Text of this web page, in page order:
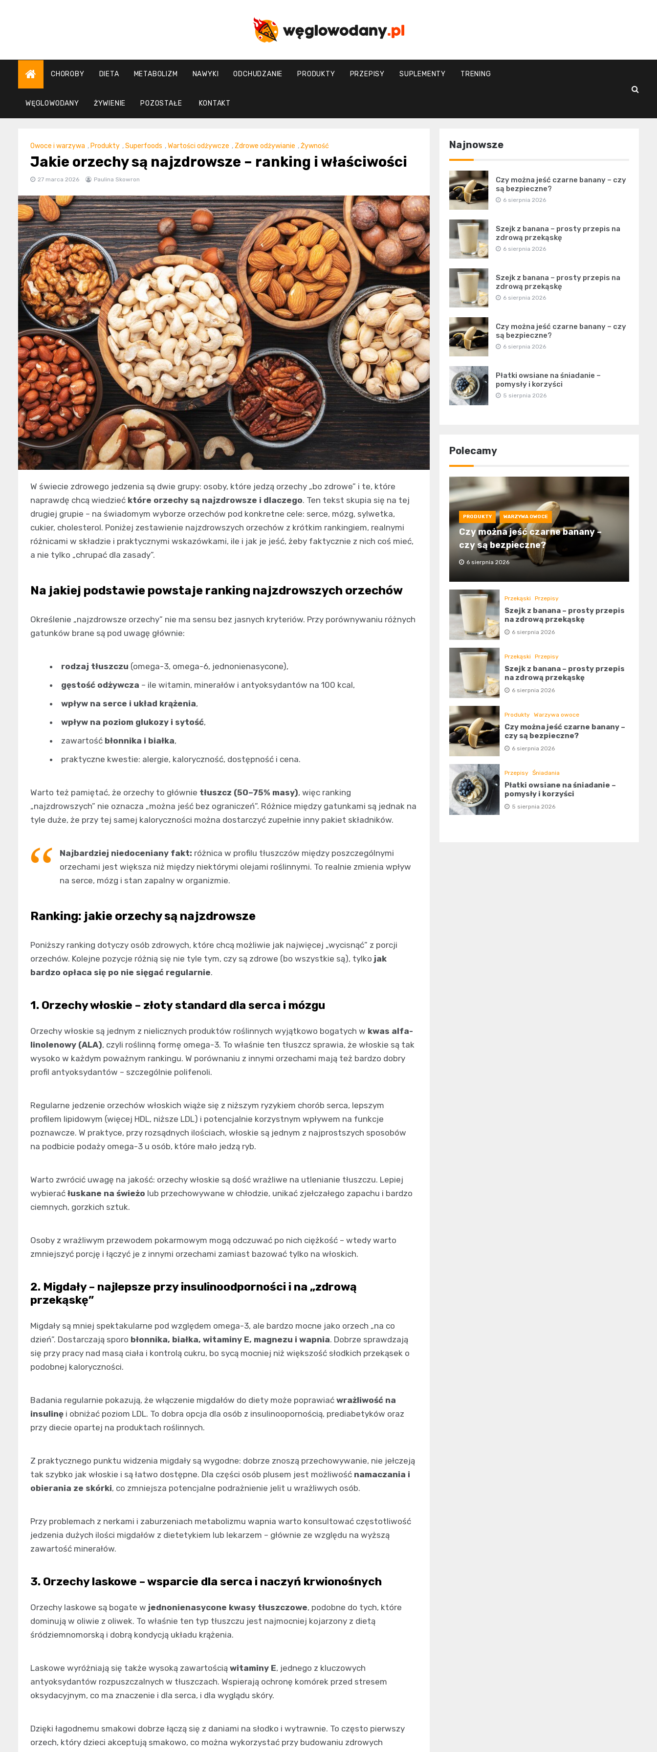
weglowodany.pl
CHOROBY DIETA METABOLIZM NAWYKI ODCHUDZANIE PRODUKTY PRZEPISY SUPLEMENTY TRENING
WĘGLOWODANY ŻYWIENIE POZOSTAŁE KONTAKT
Owoce i warzywa ,Produkty ,Superfoods ,Wartości odżywcze , Zdrowe odżywianie ,Żywność
Jakie orzechy są najzdrowsze – ranking i właściwości
27 marca 2026 Paulina Skowron
W świecie zdrowego jedzenia są dwie grupy: osoby, które jedzą orzechy „bo zdrowe” i te, które
naprawdę chcą wiedzieć które orzechy są najzdrowsze i dlaczego. Ten tekst skupia się na tej
drugiej grupie – na świadomym wyborze orzechów pod konkretne cele: serce, mózg, sylwetka,
cukier, cholesterol. Poniżej zestawienie najzdrowszych orzechów z krótkim rankingiem, realnymi
różnicami w składzie i praktycznymi wskazówkami, ile i jak je jeść, żeby faktycznie z nich coś mieć,
a nie tylko „chrupać dla zasady”.
Na jakiej podstawie powstaje ranking najzdrowszych orzechów
Określenie „najzdrowsze orzechy” nie ma sensu bez jasnych kryteriów. Przy porównywaniu różnych
gatunków brane są pod uwagę głównie:
rodzaj tłuszczu (omega-3, omega-6, jednonienasycone),
gęstość odżywcza – ile witamin, minerałów i antyoksydantów na 100 kcal,
wpływ na serce i układ krążenia,
wpływ na poziom glukozy i sytość,
zawartość błonnika i białka,
praktyczne kwestie: alergie, kaloryczność, dostępność i cena.
Warto też pamiętać, że orzechy to głównie tłuszcz (50–75% masy), więc ranking
„najzdrowszych” nie oznacza „można jeść bez ograniczeń”. Różnice między gatunkami są jednak na
tyle duże, że przy tej samej kaloryczności można dostarczyć zupełnie inny pakiet składników.
Najbardziej niedoceniany fakt: różnica w profilu tłuszczów między poszczególnymi
orzechami jest większa niż między niektórymi olejami roślinnymi. To realnie zmienia wpływ
na serce, mózg i stan zapalny w organizmie.
Ranking: jakie orzechy są najzdrowsze
Poniższy ranking dotyczy osób zdrowych, które chcą możliwie jak najwięcej „wycisnąć” z porcji
orzechów. Kolejne pozycje różnią się nie tyle tym, czy są zdrowe (bo wszystkie są), tylko jak
bardzo opłaca się po nie sięgać regularnie.
1. Orzechy włoskie – złoty standard dla serca i mózgu
Orzechy włoskie są jednym z nielicznych produktów roślinnych wyjątkowo bogatych w kwas alfa-
linolenowy (ALA), czyli roślinną formę omega-3. To właśnie ten tłuszcz sprawia, że włoskie są tak
wysoko w każdym poważnym rankingu. W porównaniu z innymi orzechami mają też bardzo dobry
profil antyoksydantów – szczególnie polifenoli.
Regularne jedzenie orzechów włoskich wiąże się z niższym ryzykiem chorób serca, lepszym
profilem lipidowym (więcej HDL, niższe LDL) i potencjalnie korzystnym wpływem na funkcje
poznawcze. W praktyce, przy rozsądnych ilościach, włoskie są jednym z najprostszych sposobów
na podbicie podaży omega-3 u osób, które mało jedzą ryb.
Warto zwrócić uwagę na jakość: orzechy włoskie są dość wrażliwe na utlenianie tłuszczu. Lepiej
wybierać łuskane na świeżo lub przechowywane w chłodzie, unikać zjełczałego zapachu i bardzo
ciemnych, gorzkich sztuk.
Osoby z wrażliwym przewodem pokarmowym mogą odczuwać po nich ciężkość – wtedy warto
zmniejszyć porcję i łączyć je z innymi orzechami zamiast bazować tylko na włoskich.
2. Migdały – najlepsze przy insulinoodporności i na „zdrową
przekąskę”
Migdały są mniej spektakularne pod względem omega-3, ale bardzo mocne jako orzech „na co
dzień”. Dostarczają sporo błonnika, białka, witaminy E, magnezu i wapnia. Dobrze sprawdzają
się przy pracy nad masą ciała i kontrolą cukru, bo sycą mocniej niż większość słodkich przekąsek o
podobnej kaloryczności.
Badania regularnie pokazują, że włączenie migdałów do diety może poprawiać wrażliwość na
insulinę i obniżać poziom LDL. To dobra opcja dla osób z insulinoopornością, prediabetyków oraz
przy diecie opartej na produktach roślinnych.
Z praktycznego punktu widzenia migdały są wygodne: dobrze znoszą przechowywanie, nie jełczeją
tak szybko jak włoskie i są łatwo dostępne. Dla części osób plusem jest możliwość namaczania i
obierania ze skórki, co zmniejsza potencjalne podrażnienie jelit u wrażliwych osób.
Przy problemach z nerkami i zaburzeniach metabolizmu wapnia warto konsultować częstotliwość
jedzenia dużych ilości migdałów z dietetykiem lub lekarzem – głównie ze względu na wyższą
zawartość minerałów.
3. Orzechy laskowe – wsparcie dla serca i naczyń krwionośnych
Orzechy laskowe są bogate w jednonienasycone kwasy tłuszczowe, podobne do tych, które
dominują w oliwie z oliwek. To właśnie ten typ tłuszczu jest najmocniej kojarzony z dietą
śródziemnomorską i dobrą kondycją układu krążenia.
Laskowe wyróżniają się także wysoką zawartością witaminy E, jednego z kluczowych
antyoksydantów rozpuszczalnych w tłuszczach. Wspierają ochronę komórek przed stresem
oksydacyjnym, co ma znaczenie i dla serca, i dla wyglądu skóry.
Dzięki łagodnemu smakowi dobrze łączą się z daniami na słodko i wytrawnie. To często pierwszy
orzech, który dzieci akceptują smakowo, co można wykorzystać przy budowaniu zdrowych
Najnowsze
Czy można jeść czarne banany – czy
są bezpieczne?
6 sierpnia 2026
Szejk z banana – prosty przepis na
zdrową przekąskę
6 sierpnia 2026
Szejk z banana – prosty przepis na
zdrową przekąskę
6 sierpnia 2026
Czy można jeść czarne banany – czy
są bezpieczne?
6 sierpnia 2026
Płatki owsiane na śniadanie –
pomysły i korzyści
5 sierpnia 2026
Polecamy
PRODUKTY WARZYWA OWOCE
Czy można jeść czarne banany –
czy są bezpieczne?
6 sierpnia 2026
Przekąski Przepisy
Szejk z banana – prosty przepis
na zdrową przekąskę
6 sierpnia 2026
Przekąski Przepisy
Szejk z banana – prosty przepis
na zdrową przekąskę
6 sierpnia 2026
Produkty Warzywa owoce
Czy można jeść czarne banany –
czy są bezpieczne?
6 sierpnia 2026
Przepisy Śniadania
Płatki owsiane na śniadanie –
pomysły i korzyści
5 sierpnia 2026